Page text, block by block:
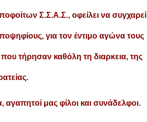
Σ.Σ.Α.Σ., οφείλει να συγχαρεί
για τον έντιμο αγώνα τους
που τήρησαν καθόλη τη διαρκεια, της
μας φίλοι και συνάδελφοι.